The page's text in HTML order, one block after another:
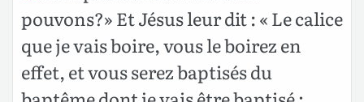
pouvons?» Et Jésus leur dit : « Le calice
que je vais boire, vous le boirez en
effet, et vous serez baptisés du